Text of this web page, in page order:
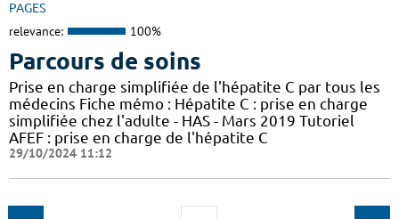
PAGES
relevance: 100%
Parcours de soins
Prise en charge simplifiée de l'hépatite C par tous les
médecins Fiche mémo : Hépatite C : prise en charge
simplifiée chez l'adulte - HAS - Mars 2019 Tutoriel
AFEF : prise en charge de l'hépatite C
29/10/2024 11:12